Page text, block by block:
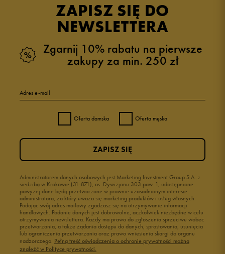
ZAPISZ SIĘ DO
NEWSLETTERA
Zgarnij 10% rabatu na pierwsze
zakupy za min. 250 zł
Adres e-mail
Oferta damska Oferta męska
Administratorem danych osobowych jest Marketing Investment Group S.A. z
siedzibą w Krakowie (31-871), os. Dywizjonu 303 paw. 1, udostępnione
powyżej dane będą przetwarzane w prawnie uzasadnionym interesie
administratora, za który uważa się marketing produktów i usług własnych.
Podając swój adres mailowy zgadzasz się na otrzymywanie informacji
handlowych. Podanie danych jest dobrowolne, aczkolwiek niezbędne w celu
otrzymywania newslettera. Każdy ma prawo do zgłoszenia sprzeciwu wobec
przetwarzania, a także żądania dostępu do danych, sprostowania, usunięcia
lub ograniczenia przetwarzania oraz prawo wniesienia skargi do organu
nadzorczego. Pełną treść oświadczenia o ochronie prywatności można
znaleźć w Polityce prywatności.
ZAPISZ SIĘ